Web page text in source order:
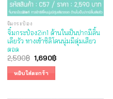
จิ๋มกระป๋อง
จิ๋มกระป๋อง2in1 ด้านในเป็นปากมีลิ้น
เลียรัว ทางเข้าซิลิโคนนุ่มมีตุ่มเสียว
ตอด
2,590฿ Original
price
was:
2,590฿.
1,690฿Current
หยิบใส่ตะกร้า